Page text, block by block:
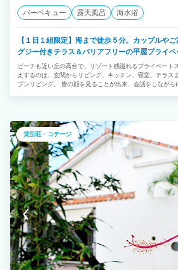
バーベキュー 露天風呂 海水浴
【１日１組限定】海まで徒歩５分。カップルや
グジー付きテラス＆バリアフリーの平屋プライベ
ビーチも近い丘の高台で、リゾート感溢れるプライベート
えするのは、玄関からリビング、キッチン、寝室、テラス
プンリビング。 皆の顔を見ることが出来、会話をしながら
貸別荘・コテージ